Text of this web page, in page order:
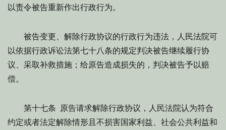
以责令被告重新作出行政行为。
被告变更、解除行政协议的行政行为违法，人民法院可
以依据行政诉讼法第七十八条的规定判决被告继续履行协
议、采取补救措施；给原告造成损失的，判决被告予以赔
偿。
第十七条 原告请求解除行政协议，人民法院认为符合
约定或者法定解除情形且不损害国家利益、社会公共利益和